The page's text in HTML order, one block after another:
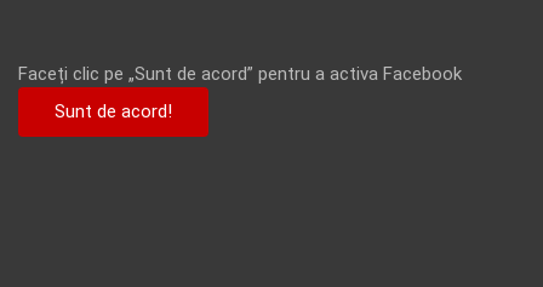
Faceți clic pe „Sunt de acord” pentru a activa Facebook
Sunt de acord!